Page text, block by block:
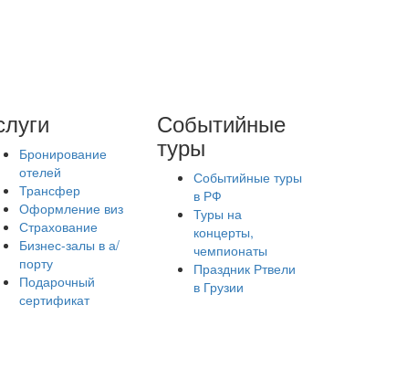
Бронирование
отелей
Трансфер
Оформление виз
Страхование
Бизнес-залы в а/
порту
Подарочный
сертификат
Событийные
туры
Событийные туры
в РФ
Туры на
концерты,
чемпионаты
Праздник Ртвели
в Грузии